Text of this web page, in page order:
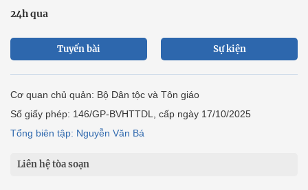
24h qua
Tuyến bài Sự kiện
Cơ quan chủ quản: Bộ Dân tộc và Tôn giáo
Số giấy phép: 146/GP-BVHTTDL, cấp ngày 17/10/2025
Tổng biên tập: Nguyễn Văn Bá
Liên hệ tòa soạn